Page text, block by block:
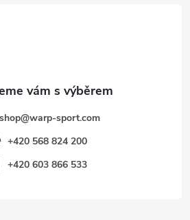
@warp-sport.com
+420 568 824 200
+420 603 866 533